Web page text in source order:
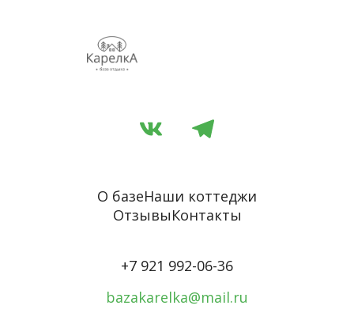
О базеНаши коттеджи
ОтзывыКонтакты
+7 921 992-06-36
bazakarelka@mail.ru